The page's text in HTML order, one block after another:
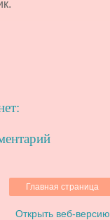
Главная страница
Открыть веб-версию